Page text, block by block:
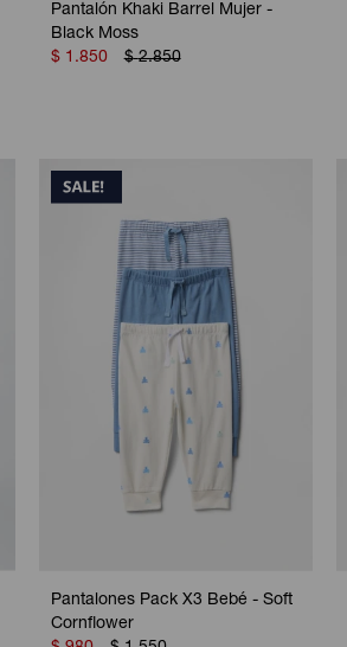
Pantalón Khaki Barrel Mujer -
Black Moss
$ 1.850 $ 2.850
Pantalones Pack X3 Bebé - Soft
Cornflower